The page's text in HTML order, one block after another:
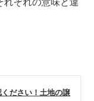
ださい！土地の譲